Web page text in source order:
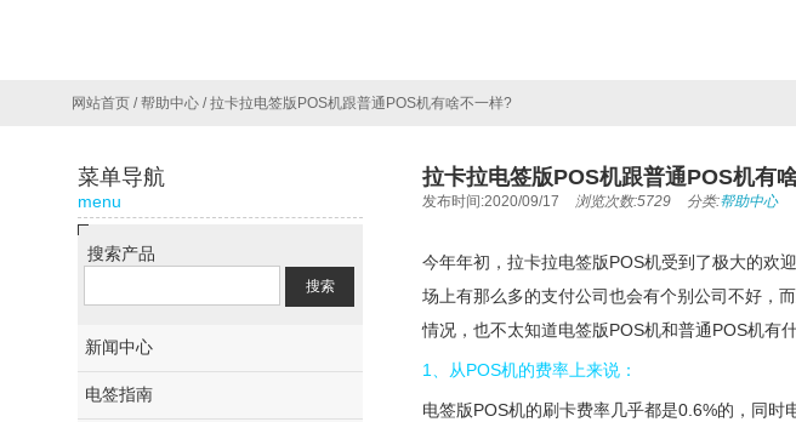
网站首页 /帮助中心 /拉卡拉电签版POS机跟普通POS机有啥不一样?
菜单导航
menu
搜索产品
新闻中心
电签指南
拉卡拉电签版POS机跟普通POS机有
发布时间:2020/09/17 浏览次数:5729 分类:帮助中心
今年年初，拉卡拉电签版POS机受到了极大的欢
场上有那么多的支付公司也会有个别公司不好，
情况，也不太知道电签版POS机和普通POS机有
1、从POS机的费率上来说：
电签版POS机的刷卡费率几乎都是0.6%的，同